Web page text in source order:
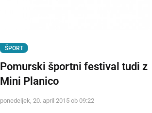
ŠPORT
Pomurski športni festival tudi z
Mini Planico
ponedeljek, 20. april 2015 ob 09:22